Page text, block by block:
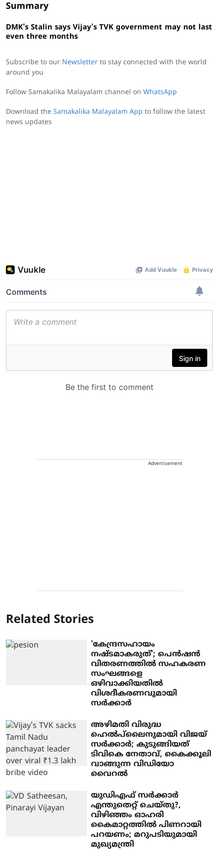
Summary
DMK's Stalin says Vijay's TVK government may not last
even three months
Subscribe to our Newsletter to stay connected with the world
around you
Follow Samakalika Malayalam channel on WhatsApp
Download the Samakalika Malayalam App to follow the latest
news updates
Advertisement
Related Stories
'കേന്ദ്രസഹായം
നഷ്ടമാകരുത്'; പെന്‍ഷന്‍
വിതരണത്തില്‍ സഹകരണ
സംഘങ്ങളെ
ഒഴിവാക്കിയതില്‍
വിശദീകരണവുമായി
സര്‍ക്കാര്‍
അഴിമതി വിരുദ്ധ
ഹെല്‍പ്‌ലൈനുമായി വിജയ്
സര്‍ക്കാര്‍; കുടുങ്ങിയത്
ടിവികെ നേതാവ്, കൈക്കൂലി
വാങ്ങുന്ന വിഡിയോ
വൈറല്‍
യുഡിഎഫ് സര്‍ക്കാര്‍
എന്തുതെറ്റ് ചെയ്തു?,
വിഴിഞ്ഞം ഓഹരി
കൈമാറ്റത്തില്‍ പിണറായി
പറയണം; മറുപടിയുമായി
മുഖ്യമന്ത്രി